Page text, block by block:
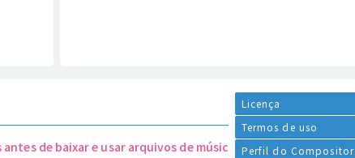
Licença
Termos de uso
Perfil do Compositor
de baixar e usar arquivos de música.